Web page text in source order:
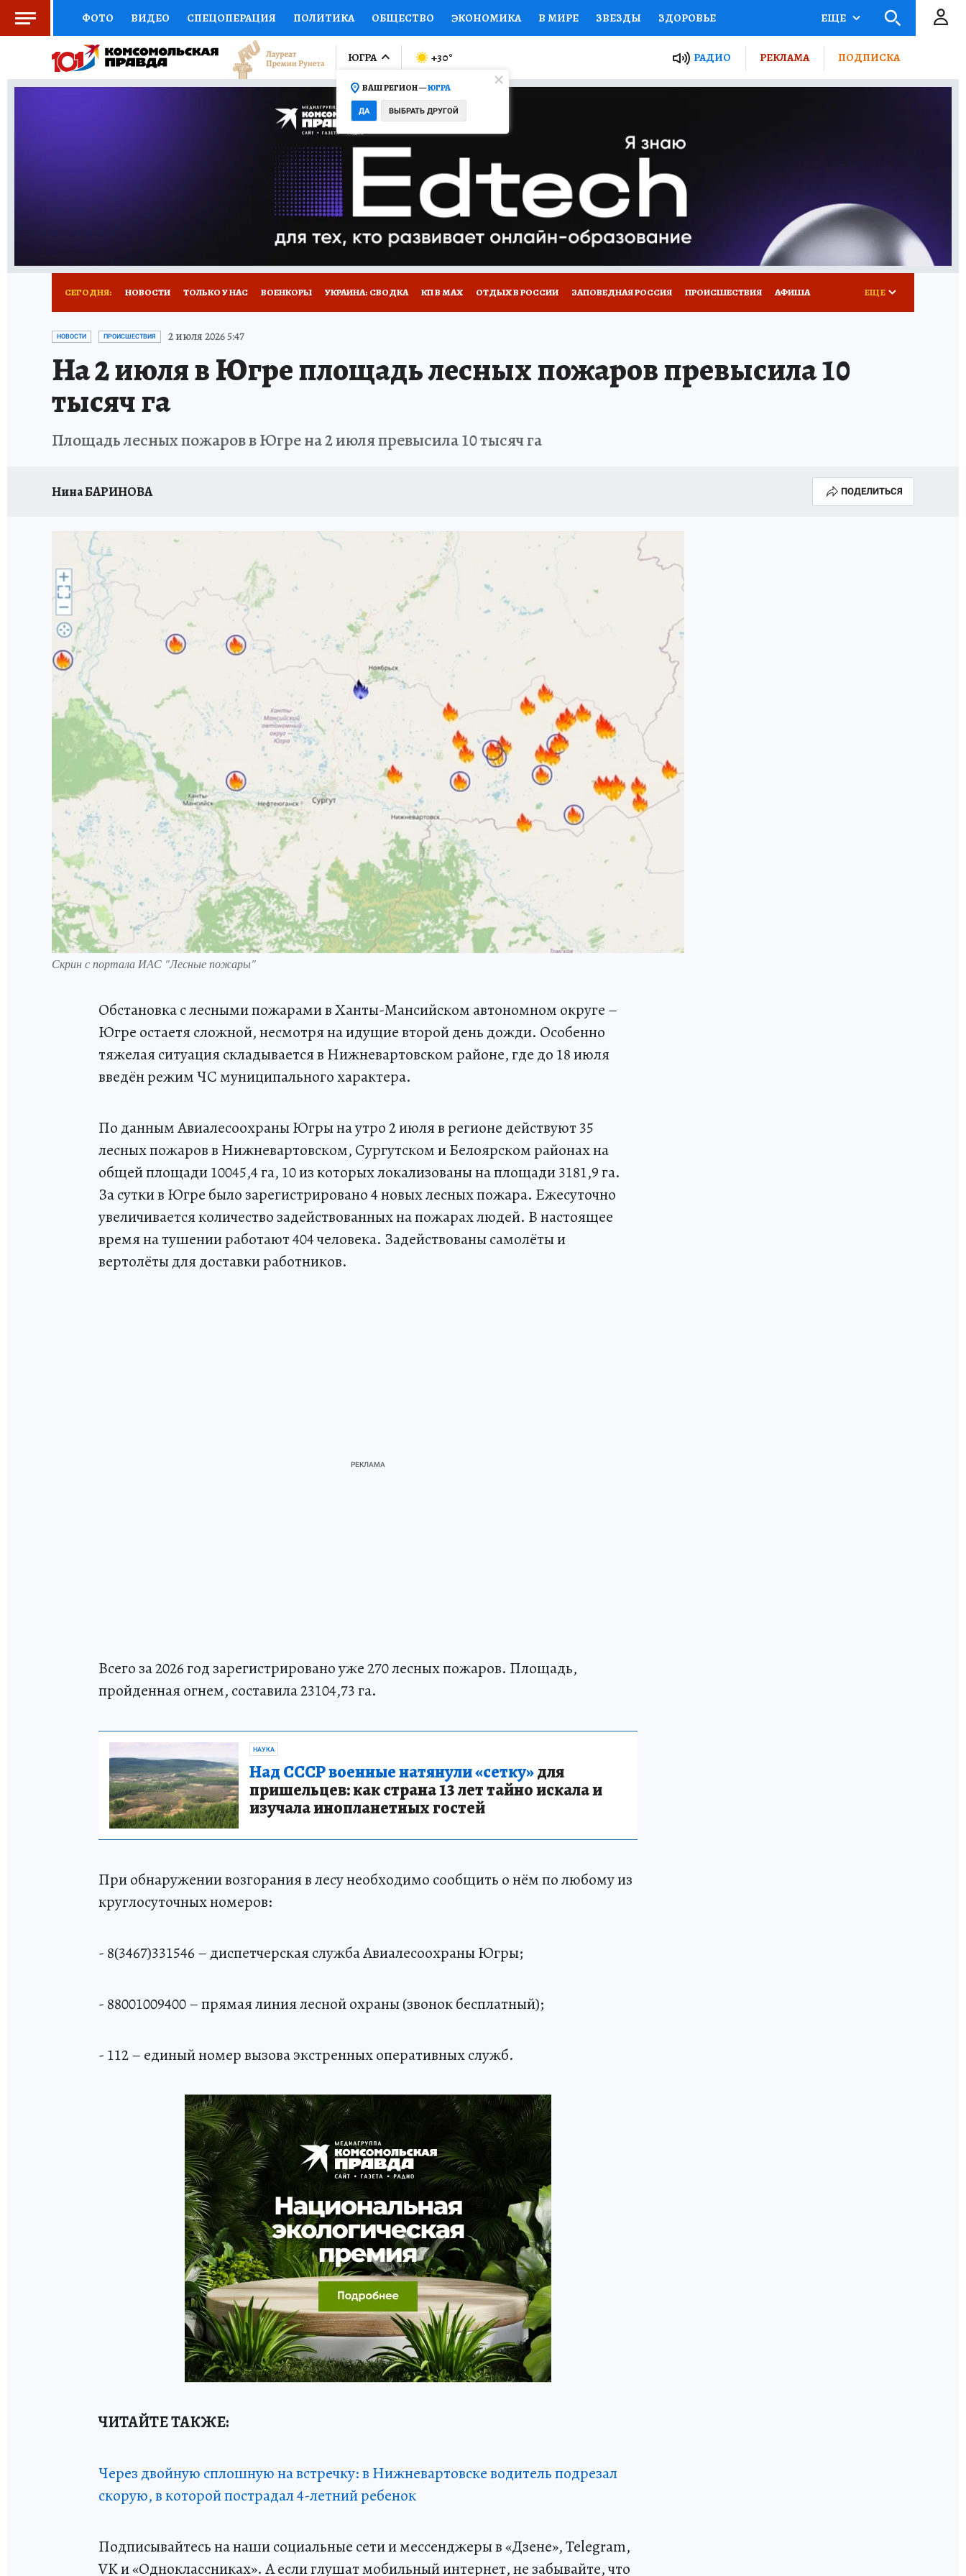
ФОТО ВИДЕО СПЕЦОПЕРАЦИЯ ПОЛИТИКА ОБЩЕСТВО ЭКОНОМИКА В МИРЕ ЗВЕЗДЫ ЗДОРОВЬЕ
СОЦПОДДЕРЖКА НАУКА СПОРТ КОЛУМНИСТЫ ПРОИСШЕСТВИЯ НАЦИОНАЛЬНЫЕ ПРОЕКТЫ РОССИИ
ВЫБОР ЭКСПЕРТОВ ДОКТОР ФИНАНСЫ ОТКРЫВАЕМ МИР СЕМЬЯ ЖЕНСКИЕ СЕКРЕТЫ ПУТЕВОДИТЕЛЬ
ПРОГНОЗЫ НА СПОРТ ПРОМОКОДЫ СЕРИАЛЫ
ТЕЛЕВИЗОР КОЛЛЕКЦИИ КОНКУРСЫ ГИД ПОТРЕБИТЕЛЯ
НОВОЕ НА САЙТЕ
ЕЩЕ
ЮГРА
ВАШ РЕГИОН —ЮГРА
ДА ВЫБРАТЬ ДРУГОЙ
+30° РАДИО РЕКЛАМА ПОДПИСКА
СЕГОДНЯ: НОВОСТИ ТОЛЬКО У НАС ВОЕНКОРЫ УКРАИНА: СВОДКА КП В МАХ ОТДЫХ В РОССИИ ЗАПОВЕДНАЯ РОССИЯ ПРОИСШЕСТВИЯ АФИША
ИСПЫТАНО НА СЕБЕ
ЕЩЕ
НОВОСТИ ПРОИСШЕСТВИЯ 2 июля 2026 5:47
На 2 июля в Югре площадь лесных пожаров превысила 10
тысяч га
Площадь лесных пожаров в Югре на 2 июля превысила 10 тысяч га
Нина БАРИНОВА ПОДЕЛИТЬСЯ
Скрин с портала ИАС "Лесные пожары"
Обстановка с лесными пожарами в Ханты-Мансийском автономном округе –
Югре остаетя сложной, несмотря на идущие второй день дожди. Особенно
тяжелая ситуация складывается в Нижневартовском районе, где до 18 июля
введён режим ЧС муниципального характера.
По данным Авиалесоохраны Югры на утро 2 июля в регионе действуют 35
лесных пожаров в Нижневартовском, Сургутском и Белоярском районах на
общей площади 10045,4 га, 10 из которых локализованы на площади 3181,9 га.
За сутки в Югре было зарегистрировано 4 новых лесных пожара. Ежесуточно
увеличивается количество задействованных на пожарах людей. В настоящее
время на тушении работают 404 человека. Задействованы самолёты и
вертолёты для доставки работников.
Всего за 2026 год зарегистрировано уже 270 лесных пожаров. Площадь,
пройденная огнем, составила 23104,73 га.
НАУКА
Над СССР военные натянули «сетку»для
пришельцев: как страна 13 лет тайно искала и
изучала инопланетных гостей
При обнаружении возгорания в лесу необходимо сообщить о нём по любому из
круглосуточных номеров:
- 8(3467)331546 – диспетчерская служба Авиалесоохраны Югры;
- 88001009400 – прямая линия лесной охраны (звонок бесплатный);
- 112 – единый номер вызова экстренных оперативных служб.
ЧИТАЙТЕ ТАКЖЕ:
Через двойную сплошную на встречку: в Нижневартовске водитель подрезал
скорую, в которой пострадал 4-летний ребенок
Подписывайтесь на наши социальные сети и мессенджеры в «Дзене», Telegram,
VK и «Одноклассниках». А если глушат мобильный интернет, не забывайте, что